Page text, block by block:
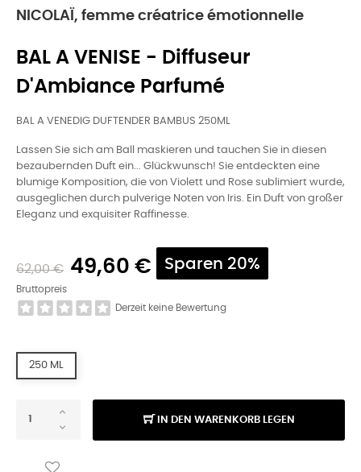
NICOLAÏ, femme créatrice émotionnelle
BAL A VENISE - Diffuseur
D'Ambiance Parfumé
BAL A VENEDIG DUFTENDER BAMBUS 250ML
Lassen Sie sich am Ball maskieren und tauchen Sie in diesen
bezaubernden Duft ein... Glückwunsch! Sie entdeckten eine
blumige Komposition, die von Violett und Rose sublimiert wurde,
ausgeglichen durch pulverige Noten von Iris. Ein Duft von großer
Eleganz und exquisiter Raffinesse.
62,00 € 49,60 € Sparen 20%
Bruttopreis
Derzeit keine Bewertung
250 ML
IN DEN WARENKORB LEGEN